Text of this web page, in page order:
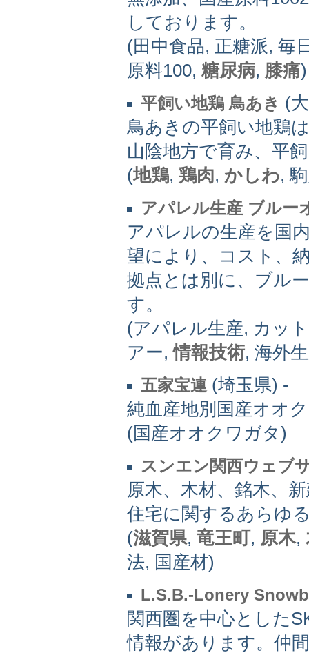
しております。
(田中食品, 正糖派, 毎
原料100, 糖尿病, 膝痛)
平飼い地鶏 鳥あき (
鳥あきの平飼い地鶏
山陰地方で育み、平
(地鶏, 鶏肉, かしわ,
アパレル生産 ブルー
アパレルの生産を国
望により、コスト、
拠点とは別に、ブル
す。
(アパレル生産, カッ
アー,情報技術, 海外
五家宝連 (埼玉県) -
純血産地別国産オオ
(国産オオクワガタ)
スンエン関西ウェブ
原木、木材、銘木、
住宅に関するあらゆ
(滋賀県, 竜王町, 原木,
法, 国産材)
L.S.B.-Lonery
関西圏を中心とした
情報があります。仲